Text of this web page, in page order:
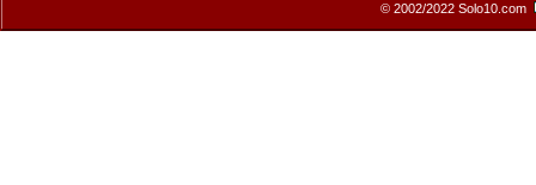
© 2002/2022 Solo10.com